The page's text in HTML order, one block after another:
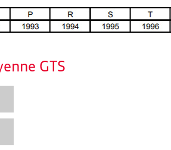
GTS